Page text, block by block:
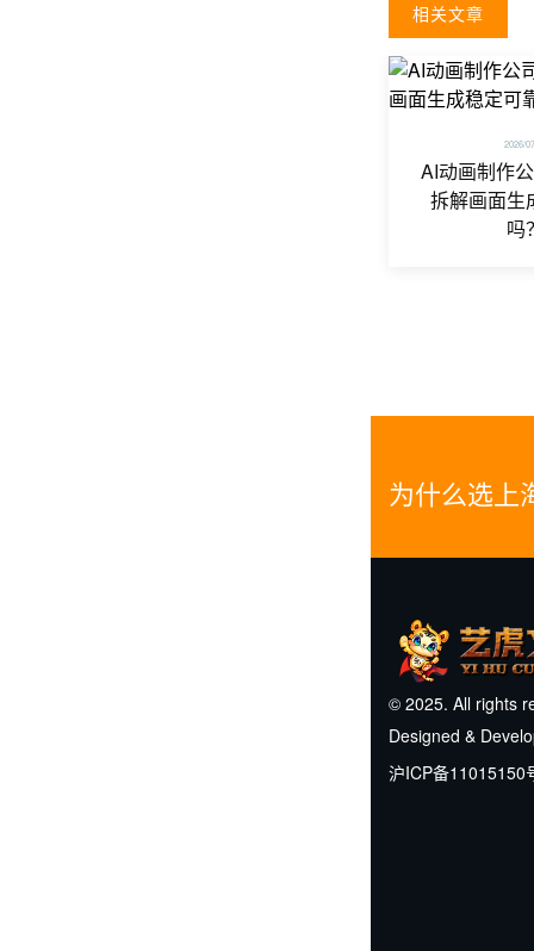
相关文章
2026/
AI动画制作
拆解画面生
吗
为什么选上
© 2025. All rights
Designed &
沪ICP备11015150